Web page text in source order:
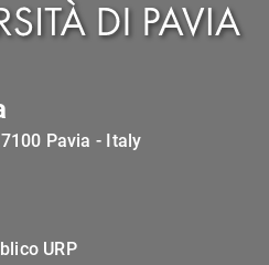
Pavia - Italy
URP